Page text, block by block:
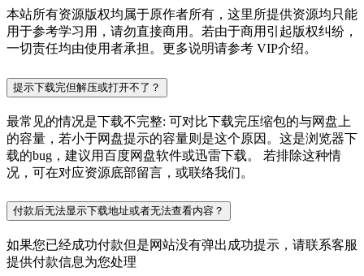
本站所有资源版权均属于原作者所有，这里所提供资源均只能
用于参考学习用，请勿直接商用。若由于商用引起版权纠纷，
一切责任均由使用者承担。更多说明请参考 VIP介绍。
提示下载完但解压或打开不了？
最常见的情况是下载不完整: 可对比下载完压缩包的与网盘上
的容量，若小于网盘提示的容量则是这个原因。这是浏览器下
载的bug，建议用百度网盘软件或迅雷下载。 若排除这种情
况，可在对应资源底部留言，或联络我们。
付款后无法显示下载地址或者无法查看内容？
如果您已经成功付款但是网站没有弹出成功提示，请联系客服
提供付款信息为您处理